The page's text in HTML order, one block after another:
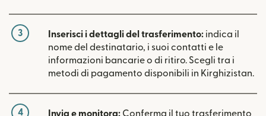
3 Inserisci i dettagli del trasferimento: indica il
nome del destinatario, i suoi contatti e le
informazioni bancarie o di ritiro. Scegli tra i
metodi di pagamento disponibili in Kirghizistan.
4 Invia e monitora: Conferma il tuo trasferimento